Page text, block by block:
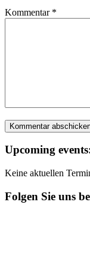
Kommentar *
Upcoming
Keine aktuellen
Folgen Sie uns